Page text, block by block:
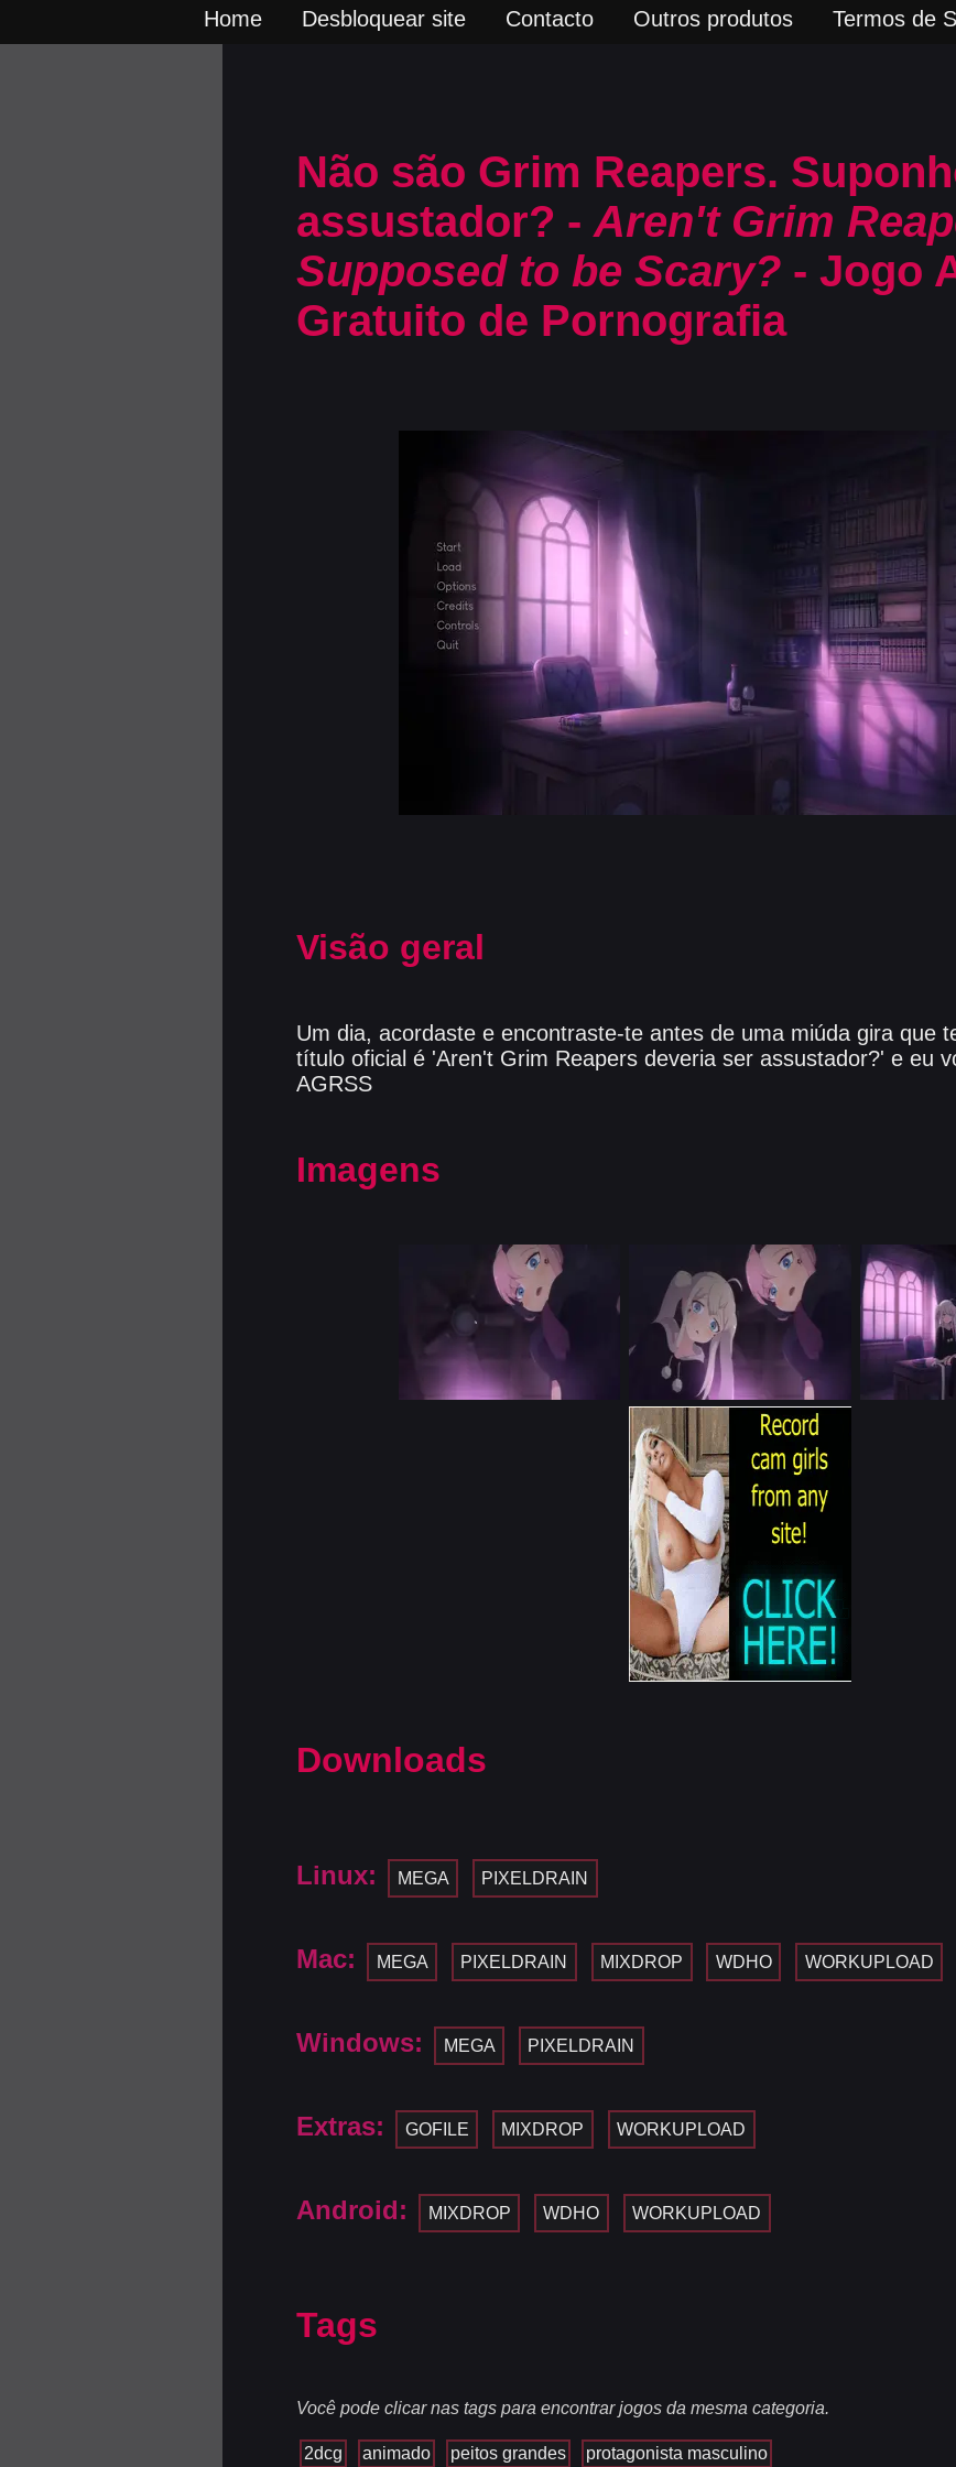
Home Desbloquear site Contacto Outros produtos Termos de
Não são Grim Reapers.
assustador? - Aren't Grim
Supposed to be Scary?- Jogo
Gratuito de Pornografia
Visão geral
Um dia, acordaste e encontraste-te antes de uma miúda gira que
título oficial é 'Aren't Grim Reapers deveria ser assustador?' e eu
AGRSS
Imagens
Downloads
Linux: MEGA PIXELDRAIN
Mac: MEGA PIXELDRAIN MIXDROP WDHO WORKUPLOAD
Windows: MEGA PIXELDRAIN
Extras: GOFILE MIXDROP WORKUPLOAD
Android: MIXDROP WDHO WORKUPLOAD
Tags
Você pode clicar nas tags para encontrar jogos da mesma categoria.
2dcg animado peitos grandes protagonista masculino